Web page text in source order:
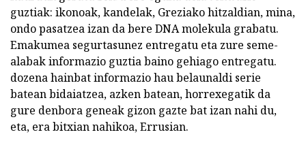
guztiak: ikonoak, kandelak, Greziako hitzaldian, mina,
ondo pasatzea izan da bere DNA molekula grabatu.
Emakumea segurtasunez entregatu eta zure seme-
alabak informazio guztia baino gehiago entregatu.
dozena hainbat informazio hau belaunaldi serie
batean bidaiatzea, azken batean, horrexegatik da
gure denbora geneak gizon gazte bat izan nahi du,
eta, era bitxian nahikoa, Errusian.